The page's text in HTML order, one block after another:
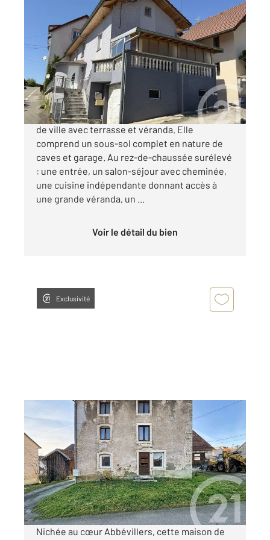
BETHONCOURT 25
110 m2, 6 pièces
Ref : 33361
Maison à vendre
117 000 €
BETHONCOURT - VILLAGE Spacieuse maison
de ville avec terrasse et véranda. Elle
comprend un sous-sol complet en nature de
caves et garage. Au rez-de-chaussée surélevé
: une entrée, un salon-séjour avec cheminée,
une cuisine indépendante donnant accès à
une grande véranda, un ...
Voir le détail du bien
Exclusivité
ABBEVILLERS 25
151,25 m , 7 pièces
Ref : 33419
Maison à vendre
133 000 €
Visiter le site dédié
Nichée au cœur Abbévillers, cette maison de